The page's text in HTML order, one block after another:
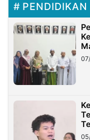
PENDIDIKAN